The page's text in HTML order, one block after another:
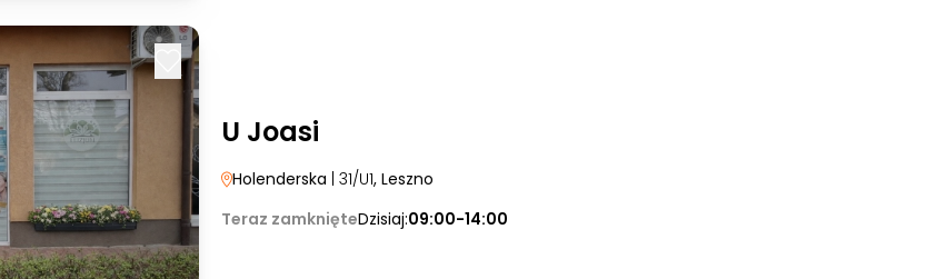
U Joasi
Holenderska | 31/U1, Leszno
Teraz zamknięteDzisiaj:09:00-14:00